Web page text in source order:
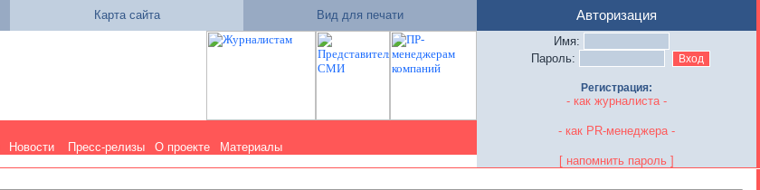
Карта сайта Вид для печати
Новости Пресс-релизы О проекте Материалы
Авторизация
Имя:
Пароль:
Регистрация:
- как журналиста -
- как PR-менеджера -
[ напомнить пароль ]